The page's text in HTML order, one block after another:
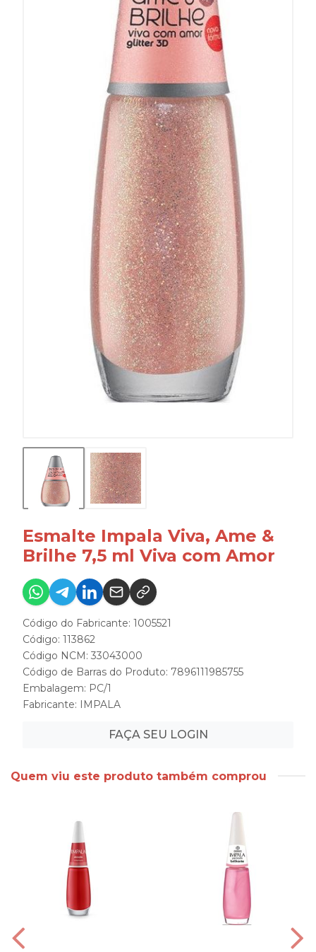
Esmalte Impala Viva, Ame &
Brilhe 7,5 ml Viva com Amor
Código do Fabricante: 1005521
Código: 113862
Código NCM: 33043000
Código de Barras do Produto: 7896111985755
Embalagem: PC/1
Fabricante: IMPALA
FAÇA SEU LOGIN
Quem viu este produto também comprou